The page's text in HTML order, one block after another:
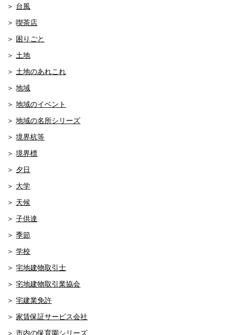
台風
喫茶店
困りごと
土地
土地のあれこれ
地域
地域のイベント
地域の名所シリーズ
境界杭等
境界標
夕日
大学
天候
子供達
季節
学校
宅地建物取引士
宅地建物取引業協会
宅建業免許
家賃保証サービス会社
市内の保育園シリーズ